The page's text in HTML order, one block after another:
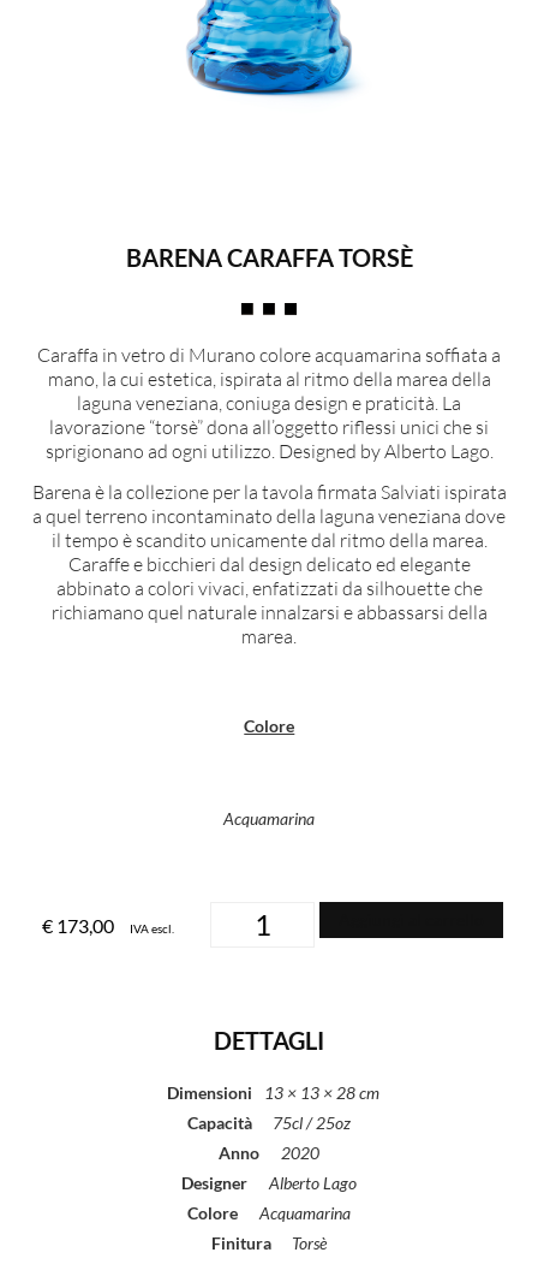
BARENA CARAFFA TORSÈ
Caraffa in vetro di Murano colore acquamarina soffiata a
mano, la cui estetica, ispirata al ritmo della marea della
laguna veneziana, coniuga design e praticità. La
lavorazione “torsè” dona all’oggetto riflessi unici che si
sprigionano ad ogni utilizzo. Designed by Alberto Lago.
Barena è la collezione per la tavola firmata Salviati ispirata
a quel terreno incontaminato della laguna veneziana dove
il tempo è scandito unicamente dal ritmo della marea.
Caraffe e bicchieri dal design delicato ed elegante
abbinato a colori vivaci, enfatizzati da silhouette che
richiamano quel naturale innalzarsi e abbassarsi della
marea.
Colore
Acquamarina
€ 173,00 IVA escl.
DETTAGLI
Dimensioni
13 × 13 × 28 cm
Capacità
75cl / 25oz
Anno
2020
Designer
Alberto Lago
Colore
Acquamarina
Finitura
Torsè